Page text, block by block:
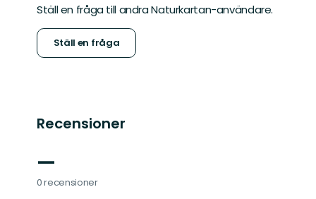
Ställ en fråga till andra Naturkartan-användare.
Ställ en fråga
Recensioner
—
0 recensioner